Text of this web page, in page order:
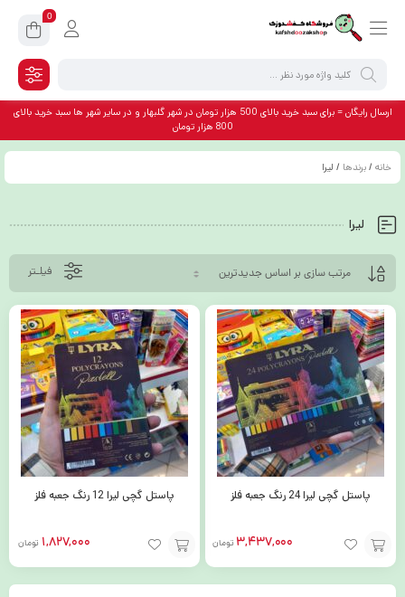
0
ارسال رایگان = برای سبد خرید بالای 500 هزار تومان در شهر گلبهار و در سایر شهر ها سبد خرید بالای
800 هزار تومان
خانه /برندها / لیرا
لیرا
فیلـتر
پاستل گچی لیرا 24 رنگ جعبه فلز
3,437,000 تومان
افزودن
پاستل گچی لیرا 12 رنگ جعبه فلز
1,827,000 تومان
افزودن